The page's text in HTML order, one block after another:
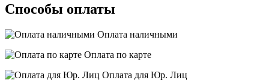
Способы оплаты
Оплата наличными
Оплата по карте
Оплата для Юр. Лиц